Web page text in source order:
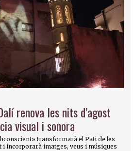
renova les nits d’agost
visual i sonora
transformarà el Pati de les
i incorporarà imatges, veus i músiques